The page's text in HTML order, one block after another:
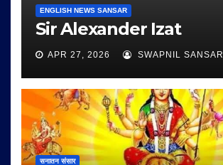
ENGLISH NEWS SANSAR
Sir Alexander Izat
APR 27, 2026 SWAPNIL SANSAR
सनातन संसार